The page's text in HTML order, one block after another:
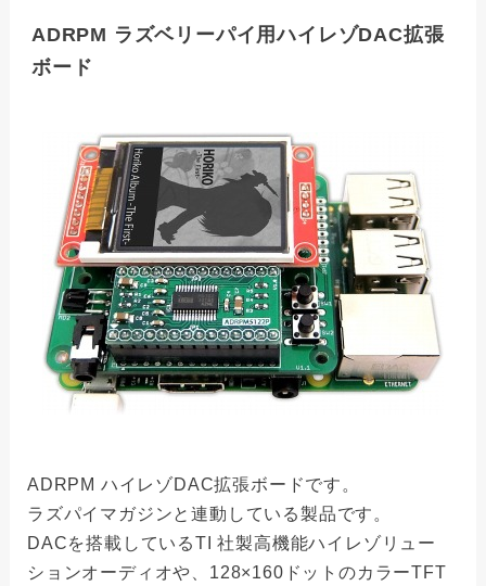
ADRPM ラズベリーパイ用ハイレゾDAC拡張
ボード
ADRPM ハイレゾDAC拡張ボードです。
ラズパイマガジンと連動している製品です。
DACを搭載しているTI 社製高機能ハイレゾリュー
ションオーディオや、128×160ドットのカラーTFT